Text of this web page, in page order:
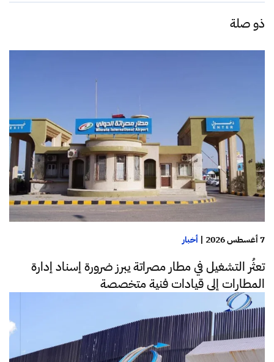
ذو صلة
7 أغسطس 2026 | أخبار
تعثُر التشغيل في مطار مصراتة يبرز ضرورة إسناد إدارة
المطارات إلى قيادات فنية متخصصة